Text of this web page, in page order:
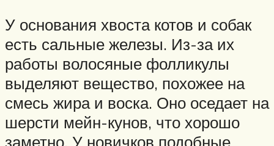
У основания хвоста котов и собак
есть сальные железы. Из-за их
работы волосяные фолликулы
выделяют вещество, похожее на
смесь жира и воска. Оно оседает на
шерсти мейн-кунов, что хорошо
заметно. У новичков подобные